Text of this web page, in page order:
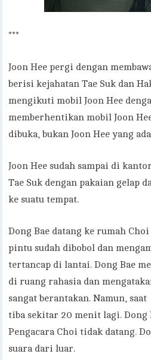
***
Joon Hee pergi dengan
berisi kejahatan Tae Suk dan
mengikuti mobil Joon Hee
memberhentikan mobil Joon
dibuka, bukan Joon Hee yang
Joon Hee sudah sampai di
Tae Suk dengan pakaian gelap
ke suatu tempat.
Dong Bae datang ke rumah
pintu sudah dibobol dan
tertancap di lantai. Dong Bae
di ruang rahasia dan
sangat berantakan. Namun,
tiba sekitar 20 menit lagi. Dong
Pengacara Choi tidak datang.
suara dari luar.